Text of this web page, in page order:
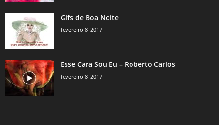
Gifs de Boa Noite
fevereiro 8, 2017
Esse Cara Sou Eu – Roberto Carlos
fevereiro 8, 2017